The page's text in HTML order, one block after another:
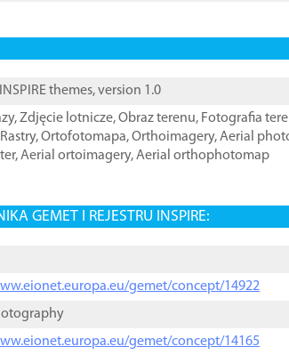
themes, version 1.0
,Zdjęcie lotnicze,Obraz terenu, Fotografia
Rastry,Ortofotomapa,Orthoimagery,Aerial
,Aerial ortoimagery,Aerial orthophotomap
GEMET I REJESTRU INSPIRE:
gemet/concept/14922
gemet/concept/14165